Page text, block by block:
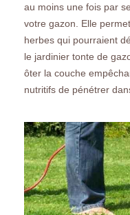
au moins une fois par
votre gazon. Elle
herbes qui pourraient
le jardinier tonte de
ôter la couche
nutritifs de pénétrer